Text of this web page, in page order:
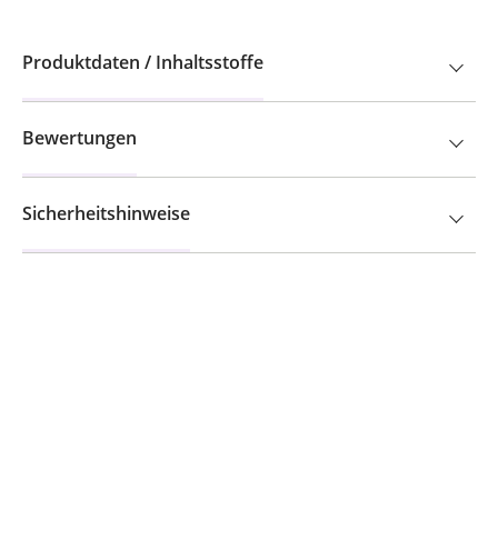
Produktdaten / Inhaltsstoffe
Bewertungen
Sicherheitshinweise